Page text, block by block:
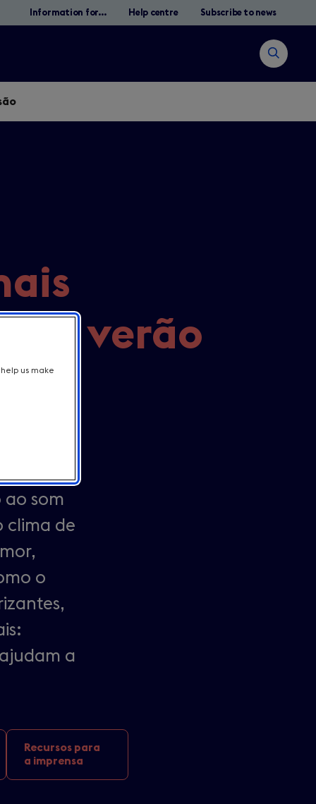
Information for... Help centre Subscribe to news
Open
search
verão
ao som
clima de
o
a
Recursos para
a imprensa
us make